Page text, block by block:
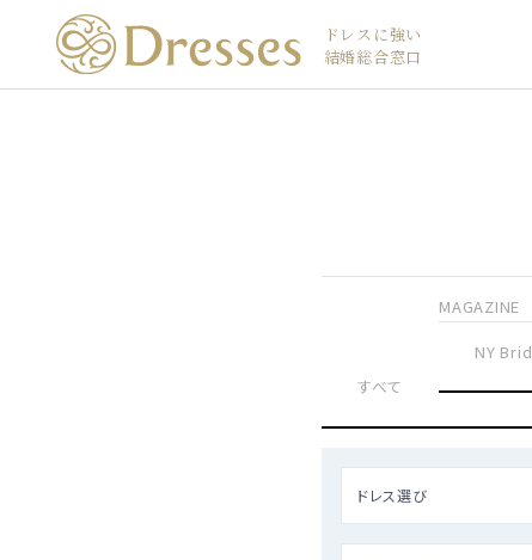
ドレスに強い
結婚総合窓口
すべて
MAGAZINE
NY
ドレス選び